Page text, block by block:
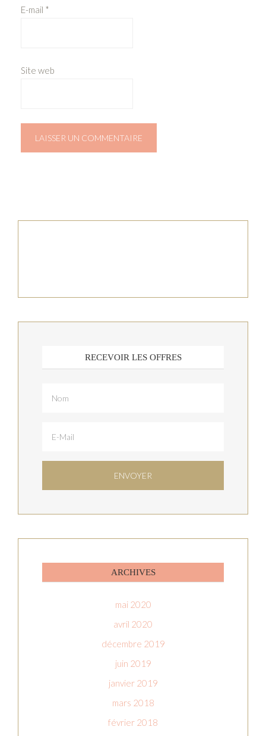
E-mail *
Site web
RECEVOIR LES OFFRES
ARCHIVES
mai 2020
avril 2020
décembre 2019
juin 2019
janvier 2019
mars 2018
février 2018